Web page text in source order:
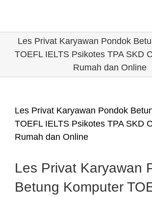
Les Privat Karyawan Pondok
TOEFL IELTS Psikotes TPA SKD
Rumah dan Online
Les Privat Karyawan Pondok
TOEFL IELTS Psikotes TPA SKD
Rumah dan Online
Les Privat Karyawan
Betung Komputer